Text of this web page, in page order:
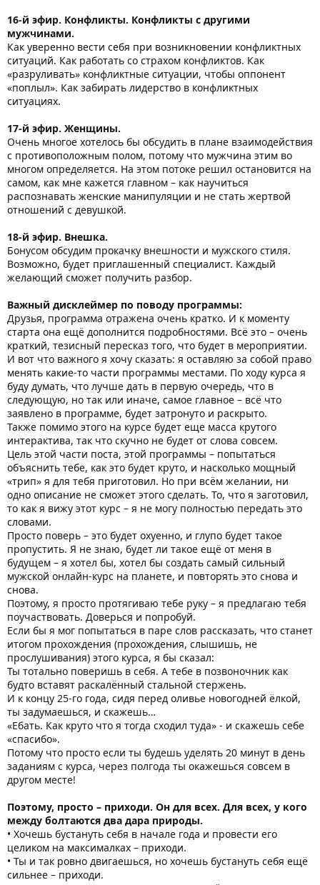
16-й эфир. Конфликты. Конфликты с другими
мужчинами.
Как уверенно вести себя при возникновении конфликтных
ситуаций. Как работать со страхом конфликтов. Как
«разруливать» конфликтные ситуации, чтобы оппонент
«поплыл». Как забирать лидерство в конфликтных
ситуациях.
17-й эфир. Женщины.
Очень многое хотелось бы обсудить в плане взаимодействия
с противоположным полом, потому что мужчина этим во
многом определяется. На этом потоке решил остановится на
самом, как мне кажется главном – как научиться
распознавать женские манипуляции и не стать жертвой
отношений с девушкой.
18-й эфир. Внешка.
Бонусом обсудим прокачку внешности и мужского стиля.
Возможно, будет приглашенный специалист. Каждый
желающий сможет получить разбор.
Важный дисклеймер по поводу программы:
Друзья, программа отражена очень кратко. И к моменту
старта она ещё дополнится подробностями. Всё это – очень
краткий, тезисный пересказ того, что будет в мероприятии.
И вот что важного я хочу сказать: я оставляю за собой право
менять какие-то части программы местами. По ходу курса я
буду думать, что лучше дать в первую очередь, что в
следующую, но так или иначе, самое главное – всё что
заявлено в программе, будет затронуто и раскрыто.
Также помимо этого на курсе будет еще масса крутого
интерактива, так что скучно не будет от слова совсем.
Цель этой части поста, этой программы – попытаться
объяснить тебе, как это будет круто, и насколько мощный
«трип» я для тебя приготовил. Но при всём желании, ни
одно описание не сможет этого сделать. То, что я заготовил,
то как я вижу этот курс – я не могу полностью передать это
словами.
Просто поверь – это будет охуенно, и глупо будет такое
пропустить. Я не знаю, будет ли такое ещё от меня в
будущем – я хотел бы, хотел бы создать самый сильный
мужской онлайн-курс на планете, и повторять это снова и
снова.
Поэтому, я просто протягиваю тебе руку – я предлагаю тебя
поучаствовать. Доверься и попробуй.
Если бы я мог попытаться в паре слов рассказать, что станет
итогом прохождения (прохождения, слышишь, не
прослушивания) этого курса, я бы сказал:
Ты тотально поверишь в себя. А тебе в позвоночник как
будто вставят раскалённый стальной стержень.
И к концу 25-го года, сидя перед оливье новогодней ёлкой,
ты задумаешься, и скажешь…
«Ебать. Как круто что я тогда сходил туда» - и скажешь себе
«спасибо».
Потому что просто если ты будешь уделять 20 минут в день
заданиям с курса, через полгода ты окажешься совсем в
другом месте!
Поэтому, просто – приходи. Он для всех. Для всех, у кого
между болтаются два дара природы.
• Хочешь бустануть себя в начале года и провести его
целиком на максималках – приходи.
• Ты и так ровно двигаешься, но хочешь бустануть себя ещё
сильнее – приходи.